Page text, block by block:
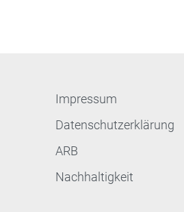
Impressum
Datenschutzerklärung
ARB
Nachhaltigkeit